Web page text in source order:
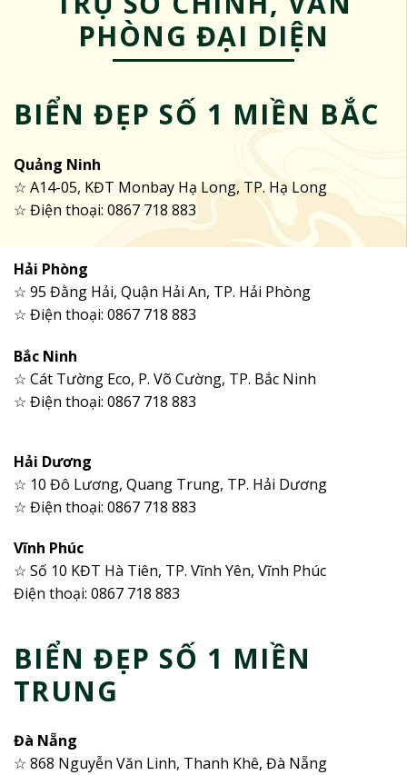
PHÒNG ĐẠI DIỆN
BIỂN ĐẸP SỐ 1 MIỀN BẮC
Quảng Ninh
☆ A14-05, KĐT Monbay Hạ Long, TP. Hạ Long
☆ Điện thoại: 0867 718 883
Hải Phòng
☆ 95 Đằng Hải, Quận Hải An, TP. Hải Phòng
☆ Điện thoại: 0867 718 883
Bắc Ninh
☆ Cát Tường Eco, P. Võ Cường, TP. Bắc Ninh
☆ Điện thoại: 0867 718 883
Hải Dương
☆ 10 Đô Lương, Quang Trung, TP. Hải Dương
☆ Điện thoại: 0867 718 883
Vĩnh Phúc
☆ Số 10 KĐT Hà Tiên, TP. Vĩnh Yên, Vĩnh Phúc
Điện thoại: 0867 718 883
BIỂN ĐẸP SỐ 1 MIỀN
TRUNG
Đà Nẵng
☆ 868 Nguyễn Văn Linh, Thanh Khê, Đà Nẵng